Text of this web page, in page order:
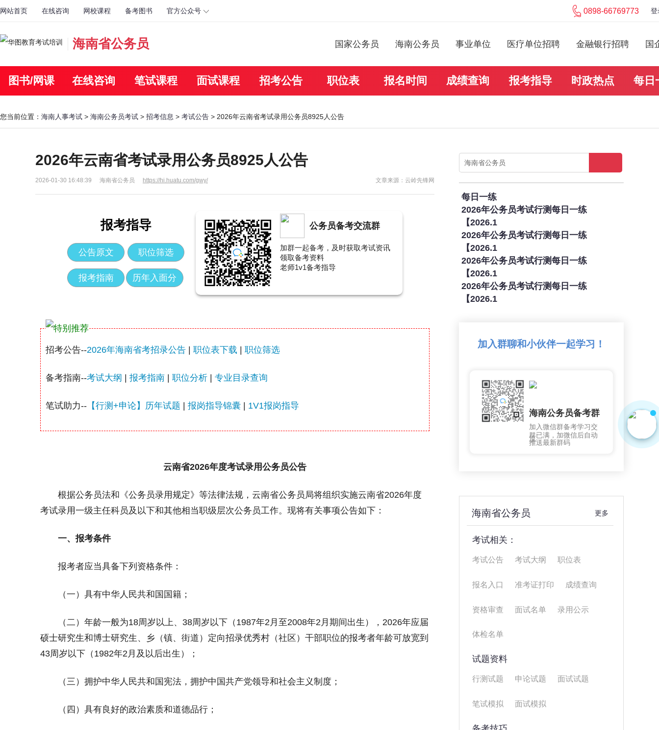
网站首页 在线咨询 网校课程 备考图书 官方公众号 0898-66769773 登
海南省公务员 国家公务员 海南公务员 事业单位 医疗单位招聘 金融银行招聘 国
图书/网课 在线咨询 笔试课程 面试课程 招考公告 职位表 报名时间 成绩查询 报考指导 时政热点 每日
您当前位置： 海南人事考试 > 海南公务员考试 > 招考信息 > 考试公告 > 2026年云南省考试录用公务员8925人公告
2026年云南省考试录用公务员8925人公告
2026-01-30 16:48:39 海南省公务员 https://hi.huatu.com/gwy/ 文章来源：云岭先锋网
报考指导
公告原文 职位筛选
报考指南 历年入面分
公务员备考交流群
加群一起备考，及时获取考试资讯
领取备考资料
老师1v1备考指导
招考公告--2026年海南省考招录公告 职位表下载 职位筛选
备考指南--考试大纲 报考指南 职位分析 专业目录查询
笔试助力-- 【行测+申论】历年试题 报岗指导锦囊 1V1报岗指导
云南省2026年度考试录用公务员公告
根据公务员法和《公务员录用规定》等法律法规，云南省公务员局将组织实施云南省2026年度
考试录用一级主任科员及以下和其他相当职级层次公务员工作。现将有关事项公告如下：
一、报考条件
报考者应当具备下列资格条件：
（一）具有中华人民共和国国籍；
（二）年龄一般为18周岁以上、38周岁以下（1987年2月至2008年2月期间出生），2026年应届
硕士研究生和博士研究生、乡（镇、街道）定向招录优秀村（社区）干部职位的报考者年龄可放宽到
43周岁以下（1982年2月及以后出生）；
（三）拥护中华人民共和国宪法，拥护中国共产党领导和社会主义制度；
（四）具有良好的政治素质和道德品行；
每日一练
2026年公务员考试行测每日一练
【2026.1
2026年公务员考试行测每日一练
【2026.1
2026年公务员考试行测每日一练
【2026.1
2026年公务员考试行测每日一练
【2026.1
加入群聊和小伙伴一起学习！
海南公务员备考群
加入微信群备考学习交
流
群已满，加微信后自动
推送最新群码
海南省公务员 更多
考试相关：
考试公告 考试大纲 职位表
报名入口 准考证打印 成绩查询
资格审查 面试名单 录用公示
体检名单
试题资料
行测试题 申论试题 面试试题
笔试模拟 面试模拟